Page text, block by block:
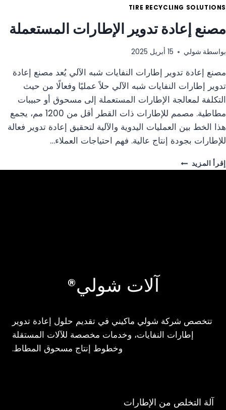
TIRE RECYCLING SOLUTIONS
مصنع إعادة تدوير الإطارات المستعملة
بواسطة شولي 15 أبريل 2025
مصنع إعادة تدوير إطارات النفايات شبه الآلي يُعد مصنع إعادة
تدوير إطارات النفايات شبه الآلي حلاً عمليًا وفعالًا من حيث
التكلفة لمعالجة الإطارات المستعملة إلى مسحوق أو حبيبات
مطاطية. مصمم للإطارات ذات القطر أقل من 1200 مم، يجمع
هذا الخط بين العمليات اليدوية والآلية لتحقيق إعادة تدوير فعالة
للإطارات بجودة إنتاج عالية. فهم احتياجات العملاء…
إقرأ المزيد مصنع
إعادة
آلات شولي®
تتخصص شركة شولي ماكيني في تقديم حلول إعادة تدوير
إطارات النفايات، وخدمات مخصصة للآلات المستقلة
وخطوط إنتاج مسحوق المطاط.
آلة التخلص من الإطارات